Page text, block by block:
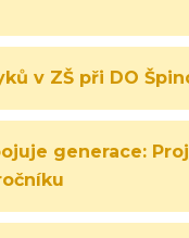
v ZŠ při DO
generace: